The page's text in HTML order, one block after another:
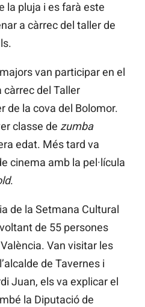
la pluja i es farà este
a càrrec del taller de
van participar en el
càrrec del Taller
de la cova del Bolomor.
classe de zumba
edat. Més tard va
cinema amb la pel·lícula
.
de la Setmana Cultural
de 55 persones
Van visitar les
de Tavernes i
Juan, els va explicar el
la Diputació de